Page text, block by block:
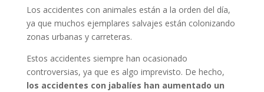
Los accidentes con animales están a la orden del día,
ya que muchos ejemplares salvajes están colonizando
zonas urbanas y carreteras.
Estos accidentes siempre han ocasionado
controversias, ya que es algo imprevisto. De hecho,
los accidentes con jabalíes han aumentado un